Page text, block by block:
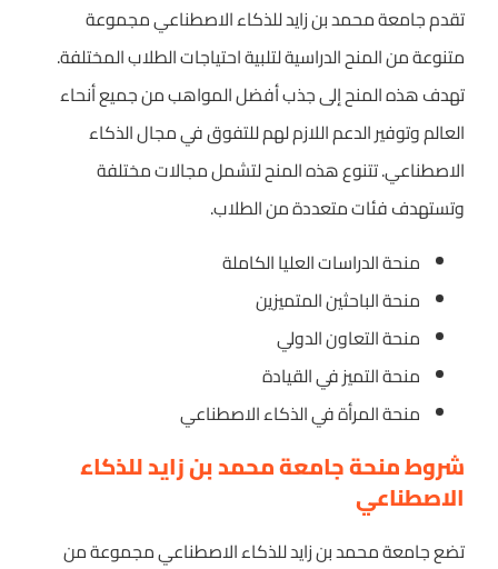
تقدم جامعة محمد بن زايد للذكاء الاصطناعي مجموعة
متنوعة من المنح الدراسية لتلبية احتياجات الطلاب المختلفة.
تهدف هذه المنح إلى جذب أفضل المواهب من جميع أنحاء
العالم وتوفير الدعم اللازم لهم للتفوق في مجال الذكاء
الاصطناعي. تتنوع هذه المنح لتشمل مجالات مختلفة
وتستهدف فئات متعددة من الطلاب.
منحة الدراسات العليا الكاملة
منحة الباحثين المتميزين
منحة التعاون الدولي
منحة التميز في القيادة
منحة المرأة في الذكاء الاصطناعي
شروط منحة جامعة محمد بن زايد للذكاء
الاصطناعي
تضع جامعة محمد بن زايد للذكاء الاصطناعي مجموعة من